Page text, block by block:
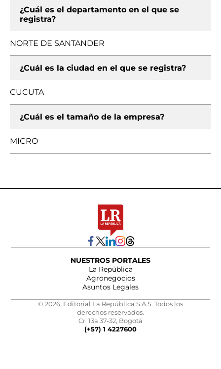
¿Cuál es el departamento en el que se
registra?
NORTE DE SANTANDER
¿Cuál es la ciudad en el que se registra?
CUCUTA
¿Cuál es el tamaño de la empresa?
MICRO
NUESTROS PORTALES
La República
Agronegocios
Asuntos Legales
© 2026, Editorial La República S.A.S. Todos los
derechos reservados.
Cr. 13a 37-32, Bogotá
(+57) 1 4227600